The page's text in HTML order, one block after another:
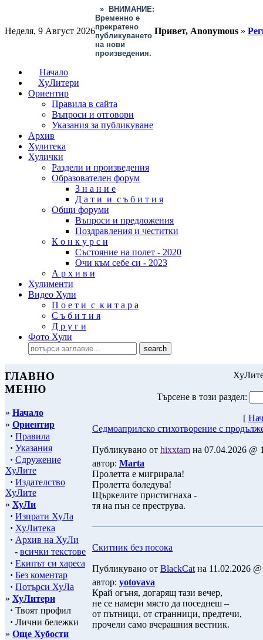
Неделя, 9 Август 2026
»
ВНИМАНИЕ:
Временно е
прекратено
публикуването
на нови
произведения.
Привет, Anonymous »
Начало
ХуЛитери
Ориентир
Правила в сайта
Въпроси и отговори
Указания за публикуване
Архив
Хулитека
Хулички
Раздели и произведения
Образователен форум
З н а н и е
Д а т и и с ъ б и т и я
Общи форуми
Въпроси и предложения
Поздравления и честитки
К о н к у р с и
Състояние на полет - 2020
Очи към себе си - 2023
А р х и в и
Хулименти
Видео Хули
П о е т и с к и т а р а
С ъ б и т и я
Д р у г и
Фото Хули
ГЛАВНО
МЕНЮ
» Начало
» Ориентир
· Правила
· Указания
· Сдружение
ХуЛите
· Издателство
ХуЛите
» ХуЛи
· Изпрати ХуЛа
· ХуЛитека
· Архив на ХуЛи
- всички текстове
· Екипът си хареса
· Без коментар
· Потърси ХуЛа
» ХуЛитери
· Твоят профил
· Лични бележки
» Още Хубости
Търсене в този раздел:
[
Седмоаприлско стихотворение с
Публикувано от hixxtam на 07.04.2026 @
автор: Marta
Пролетта е мигрирала!
Пролетта боледува!
Щъркелите пристигнаха -
тя на пън се преструва.
Скитник без посока
Публикувано от BlackCat на 11.02.2026
автор: yotovava
Край огъня, догарящ тази вечер,
не се намери място да поседнеш –
от пътници, от странници, предтечи,
прочели само вчерашния вестник.